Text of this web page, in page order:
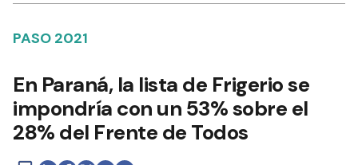
PASO 2021
En Paraná, la lista de Frigerio se
impondría con un 53% sobre el
28% del Frente de Todos